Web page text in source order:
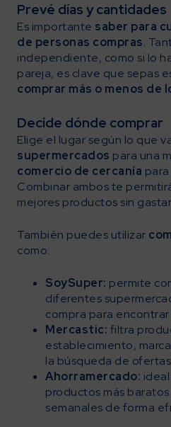
Prevé días y cantidades
Es importante saber para
de personas compras.
independiente, como si lo
pareja, es clave que sepas
comprar más o menos de
Decide dónde comprar
Elige el lugar según lo que
supermercados para una
comercio de cercanía
Combinar ambos te
mejores productos sin
También puedes utilizar
como:
SoySuper: permite
diferentes
compra para
Mercastic: filtra
establecimiento,
la búsqueda de
Ahorramercado:
productos más
semanales de forma